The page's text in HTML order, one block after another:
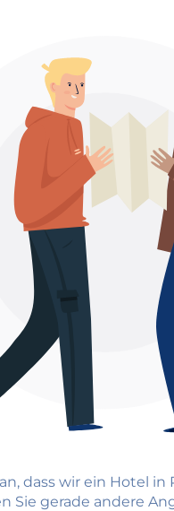
dass wir ein Hotel in
Sie gerade andere